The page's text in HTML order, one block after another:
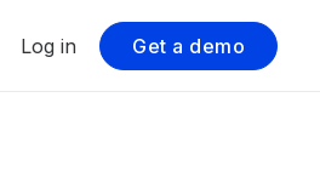
Log in Get a demo